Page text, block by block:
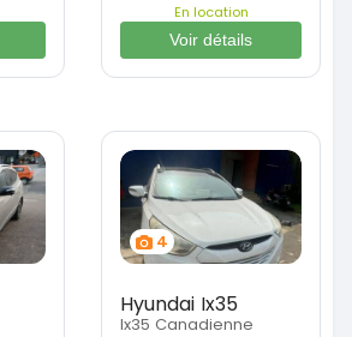
En location
Voir détails
4
Hyundai Ix35
Ix35 Canadienne